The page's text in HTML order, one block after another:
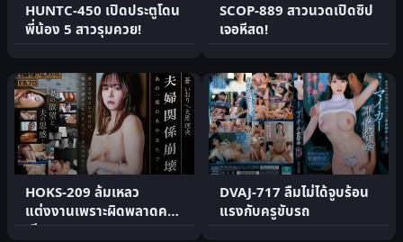
HUNTC-450 เปิดประตูโดน
พี่น้อง 5 สาวรุมควย!
SCOP-889 สาวนวดเปิดซิป
เจอหีสด!
HOKS-209 ล้มเหลว
แต่งงานเพราะผิดพลาดครั้ง
เดียว
DVAJ-717 ลืมไม่ได้จูบร้อน
แรงกับครูขับรถ